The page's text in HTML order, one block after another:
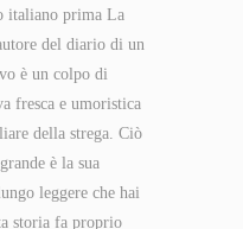
italiano prima La
del diario di un
è un colpo di
fresca e umoristica
della strega. Ciò
è la sua
leggere che hai
storia fa proprio